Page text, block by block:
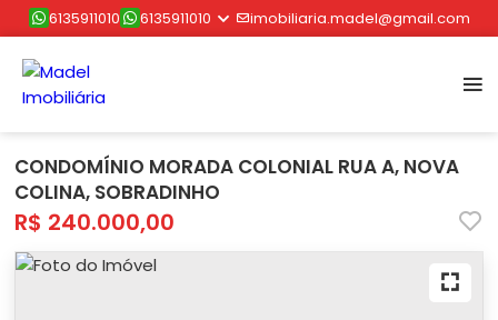
6135911010 6135911010 imobiliaria.madel@gmail.com
CONDOMÍNIO MORADA COLONIAL RUA A, NOVA
COLINA, SOBRADINHO
R$ 240.000,00